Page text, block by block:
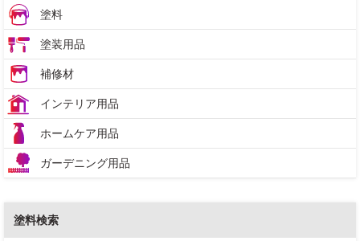
塗料
塗装用品
補修材
インテリア用品
ホームケア用品
ガーデニング用品
塗料検索